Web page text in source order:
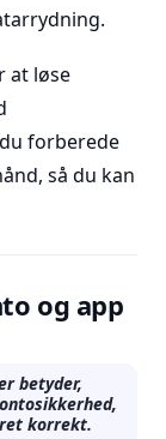
at løse
forberede
så du kan
og app
betyder,
korrekt.